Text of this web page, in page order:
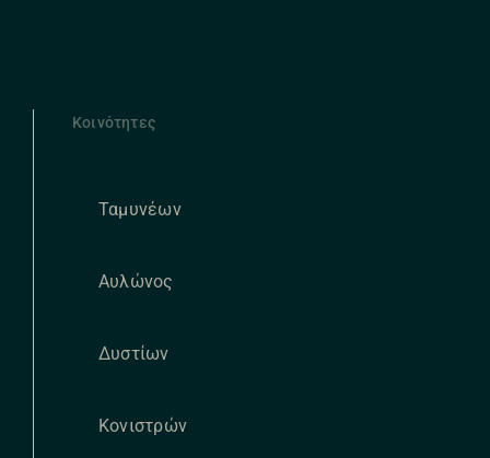
Κοινότητες
Ταμυνέων
Αυλώνος
Δυστίων
Κονιστρών